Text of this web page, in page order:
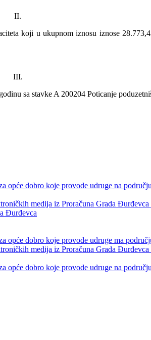
II.
koji u ukupnom iznosu iznose
III.
sa stavke A 200204 Poticanje
opće dobro koje provode udruge na
medija iz Proračuna Grada
Đurđevca
opće dobro koje provode udruge ma
medija iz Proračuna Grada
opće dobro koje provode udruge na